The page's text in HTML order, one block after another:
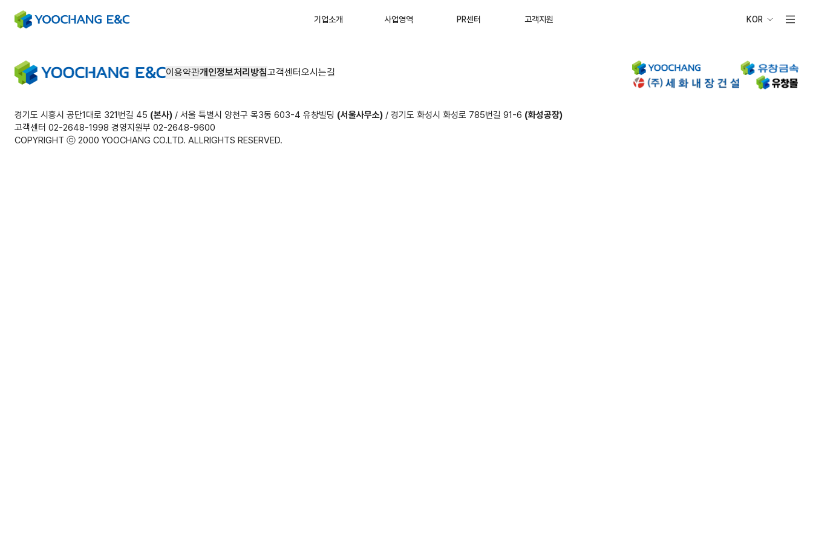
기업소개 사업영역 PR센터 고객지원 KOR
이용약관개인정보처리방침고객센터오시는길
경기도 시흥시 공단1대로 321번길 45 (본사) / 서울 특별시 양천구 목3동 603-4 유창빌딩 (서울사무소) / 경기도 화성시 화성로 785번길 91-6 (화성공장)
고객센터 02-2648-1998 경영지원부 02-2648-9600
COPYRIGHT ⓒ 2000 YOOCHANG CO.LTD. ALLRIGHTS RESERVED.